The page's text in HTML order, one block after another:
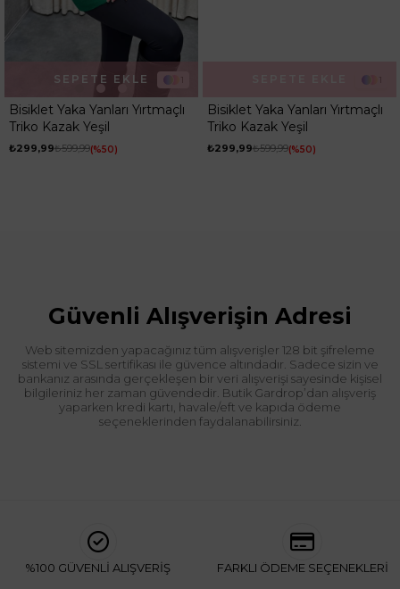
Bisiklet Yaka Yanları Yırtmaçlı
Triko Kazak Yeşil
₺299,99₺599,99 %50
SEPETE EKLE
Bisiklet Yaka Yanları Yırtmaçlı
Triko Kazak Yeşil
₺299,99₺599,99 %50
Güvenli Alışverişin Adresi
Web sitemizden yapacağınız tüm alışverişler 128 bit şifreleme
sistemi ve SSL sertifikası ile güvence altındadır. Sadece sizin ve
bankanız arasında gerçekleşen bir veri alışverişi sayesinde kişisel
bilgileriniz her zaman güvendedir. Butik Gardrop’dan alışveriş
yaparken kredi kartı, havale/eft ve kapıda ödeme
seçeneklerinden faydalanabilirsiniz.
%100 GÜVENLİ ALIŞVERİŞ FARKLI ÖDEME SEÇENEKLERİ